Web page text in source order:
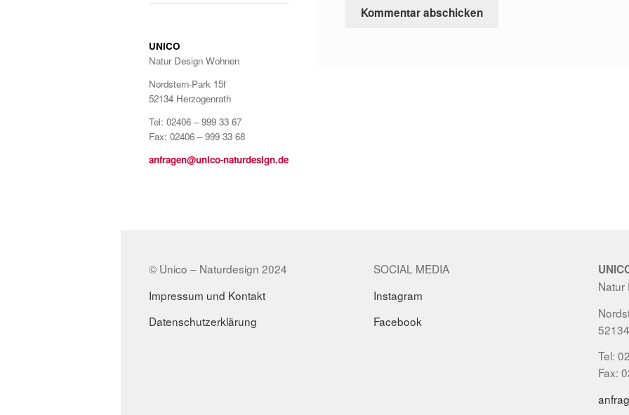
UNICO
Natur Design Wohnen
Nordstern-Park 15f
52134 Herzogenrath
Tel: 02406 – 999 33 67
Fax: 02406 – 999 33 68
anfragen@unico-naturdesign.de
© Unico – Naturdesign 2024
Impressum und Kontakt
Datenschutzerklärung
SOCIAL MEDIA
Instagram
Facebook
Natur
Tel:
Fax: